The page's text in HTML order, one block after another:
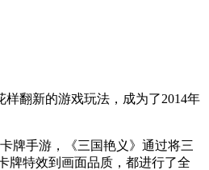
翻新的游戏玩法，成为了2014年
牌手游，《三国艳义》通过将三
牌特效到画面品质，都进行了全